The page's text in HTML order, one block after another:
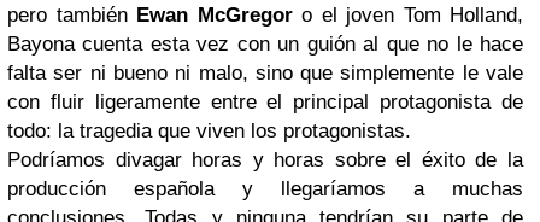
pero también Ewan McGregoro el joven Tom Holland,
Bayona cuenta esta vez con un guión al que no le hace
falta ser ni bueno ni malo, sino que simplemente le vale
con fluir ligeramente entre el principal protagonista de
todo: la tragedia que viven los protagonistas.
Podríamos divagar horas y horas sobre el éxito de la
producción española y llegaríamos a muchas